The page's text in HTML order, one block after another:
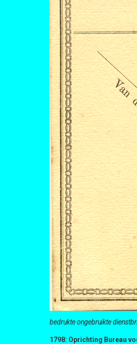
bedrukte ongebruikte
1798: Oprichting Bureau